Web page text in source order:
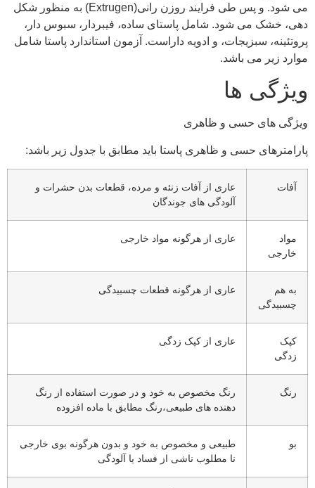
می شود. و پس طی فرایند روزن رانی(Extrugen) به منظور شکل
خشک می شود. شامل پاستای ساده، فیبردار، سبوس دار،
سبزیجات، و ادویه داراست. آزمون استاندارد پاستا شامل
زیر می باشد.
ها
های حسی و ظاهری
حسی و ظاهری پاستا باید مطابق با جدول زیر باشد:
عاری از آفات زنئه و مرده، قطعات بدن حشرات و
آلودگی های جوندگان
عاری از هرگونه مواد خارجی
هم
عاری از هرگونه قطعات چسبیدگی
عاری از کپک زدگی
رنگ مخصوص به خود و در صورت استفاده از رنگ
دهنده های طبیعی،رنگ مطابق با ماده افزوده
طبیعی و مخصوص به خود و بدون هرگونه بوی خارجی
نا مطلوب ناشی از فساد یا آلودگی